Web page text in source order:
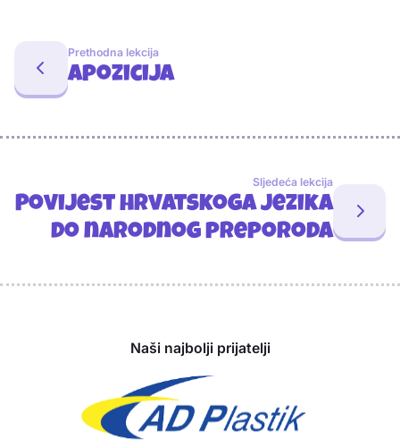
Prethodna lekcija
Apozicija
Sljedeća lekcija
Povijest hrvatskoga jezika
do narodnog preporoda
Naši najbolji prijatelji